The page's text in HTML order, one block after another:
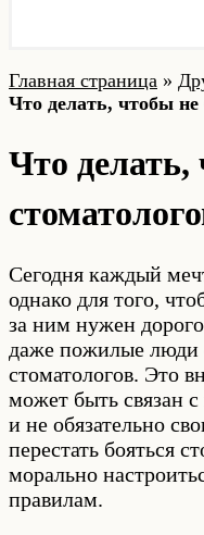
Главная страница »
Что делать, чтобы не
Что делать,
Сегодня каждый
однако для того,
за ним нужен
даже пожилые люди
стоматологов. Это
может быть связан
и не обязательно
перестать бояться
морально
правилам.